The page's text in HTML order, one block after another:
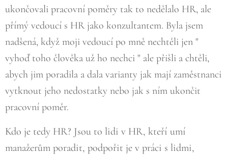
ukončovali pracovní poměry tak to nedělalo HR, ale
přímý vedoucí s HR jako konzultantem. Byla jsem
nadšená, když moji vedoucí po mně nechtěli jen "
vyhoď toho člověka už ho nechci " ale přišli a chtěli,
abych jim poradila a dala varianty jak mají zaměstnanci
vytknout jeho nedostatky nebo jak s ním ukončit
pracovní poměr.
Kdo je tedy HR? Jsou to lidi v HR, kteří umí
manažerům poradit, podpořit je v práci s lidmi,